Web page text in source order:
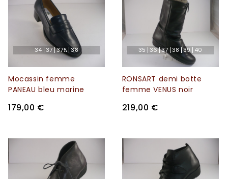
34 37 37½ 38
Mocassin femme
PANEAU bleu marine
179,00 €
35 36 37 38 39 40
RONSART demi botte
femme VENUS noir
219,00 €